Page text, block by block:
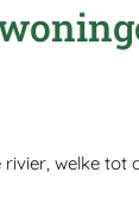
welke